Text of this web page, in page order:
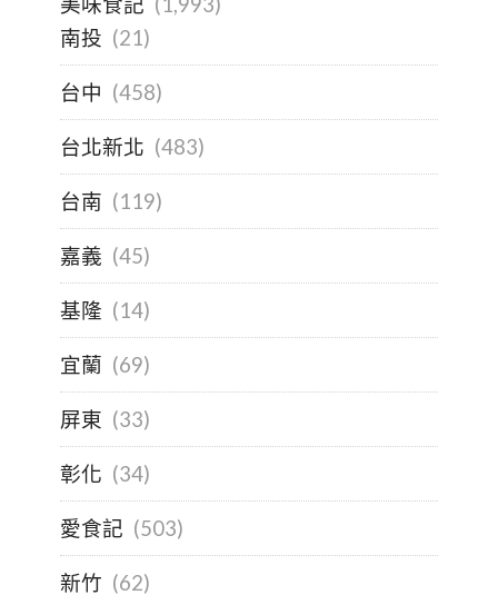
南投 (21)
台中 (458)
台北新北 (483)
台南 (119)
嘉義 (45)
基隆 (14)
宜蘭 (69)
屏東 (33)
彰化 (34)
愛食記 (503)
新竹 (62)